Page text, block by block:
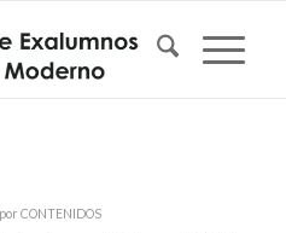
por CONTENIDOS